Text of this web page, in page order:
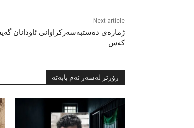
Next article
ژمارەی دەستبەسەرکراوانی ئاودانان
کەس
زۆرتر لەسەر ئەم بابەتە